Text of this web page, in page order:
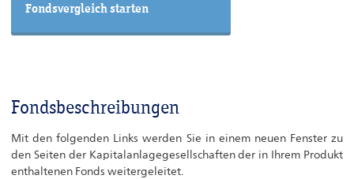
Fondsbeschreibungen
Mit den folgenden Links werden Sie in einem neuen Fenster zu
den Seiten der Kapitalanlagegesellschaften der in Ihrem Produkt
enthaltenen Fonds weitergeleitet.